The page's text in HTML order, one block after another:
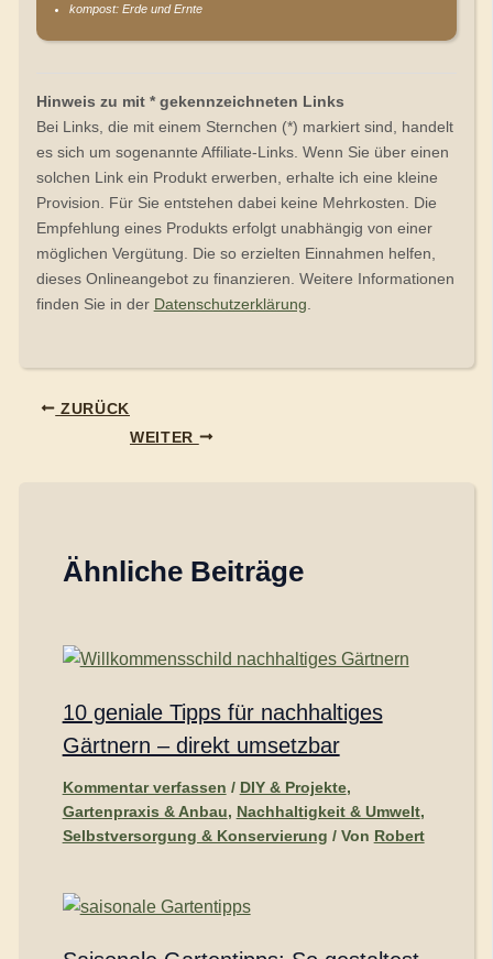
kompost: Erde und Ernte
Hinweis zu mit * gekennzeichneten Links
Bei Links, die mit einem Sternchen (*) markiert sind, handelt
es sich um sogenannte Affiliate-Links. Wenn Sie über einen
solchen Link ein Produkt erwerben, erhalte ich eine kleine
Provision. Für Sie entstehen dabei keine Mehrkosten. Die
Empfehlung eines Produkts erfolgt unabhängig von einer
möglichen Vergütung. Die so erzielten Einnahmen helfen,
dieses Onlineangebot zu finanzieren. Weitere Informationen
finden Sie in der Datenschutzerklärung
ZURÜCK
WEITER
Ähnliche Beiträge
10 geniale Tipps für nachhaltiges
Gärtnern – direkt umsetzbar
Kommentar verfassen / DIY & Projekte,
Gartenpraxis & Anbau, Nachhaltigkeit & Umwelt,
Selbstversorgung & Konservierung / Von Robert